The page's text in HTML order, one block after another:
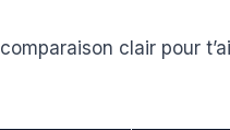
clair pour